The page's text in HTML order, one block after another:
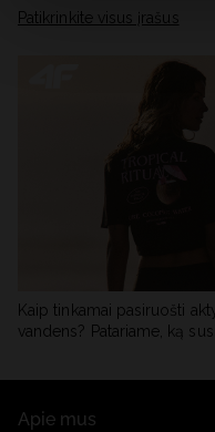
skiltyje „Išsami
Patikrinkite visus įrašus
Kaip tinkamai pasiruošti
vandens? Patariame, ką
Apie mus